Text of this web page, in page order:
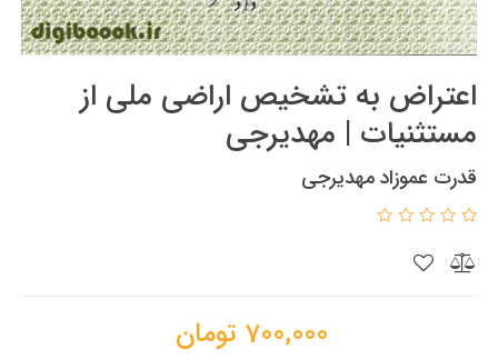
اعتراض به تشخیص اراضی ملی از
مستثنیات | مهدیرجی
قدرت عموزاد مهدیرجی
700,000 تومان